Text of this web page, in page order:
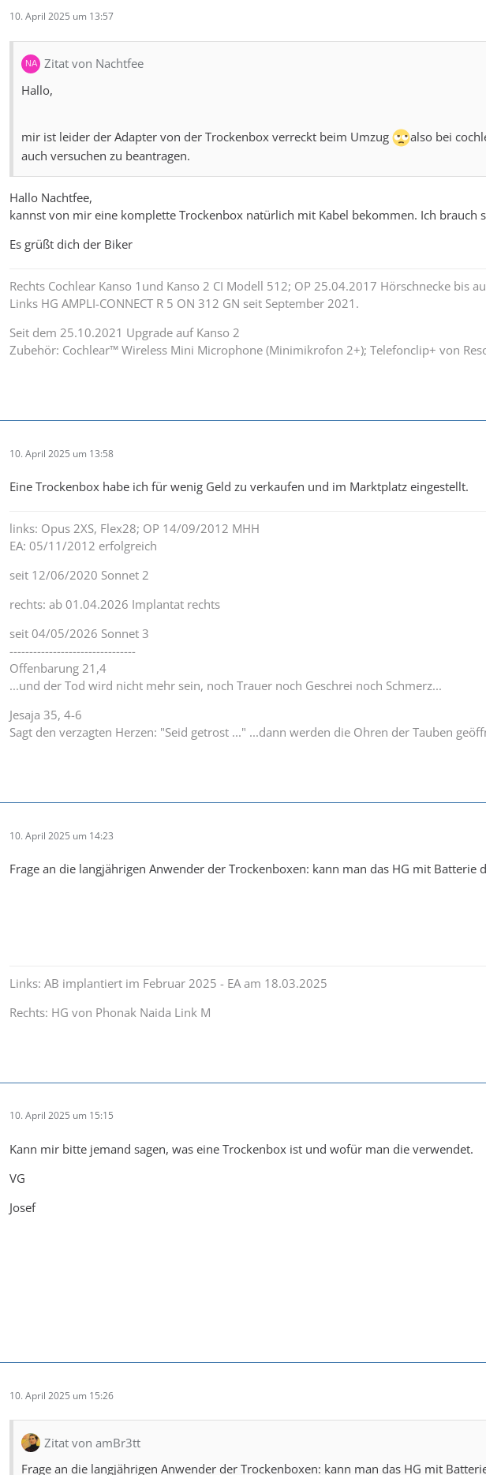
10. April 2025 um 13:57
Zitat von Nachtfee
Hallo,
mir ist leider der Adapter von der Trockenbox verreckt beim Umzug
also bei
auch versuchen zu beantragen.
Hallo Nachtfee,
kannst von mir eine komplette Trockenbox natürlich mit Kabel bekommen. Ich brauch
Es grüßt dich der Biker
Rechts Cochlear Kanso 1und Kanso 2 CI Modell 512; OP 25.04.2017 Hörschnecke bis
Links HG AMPLI-CONNECT R 5 ON 312 GN seit September 2021.
Seit dem 25.10.2021 Upgrade auf Kanso 2
Zubehör: Cochlear™ Wireless Mini Microphone (Minimikrofon 2+); Telefonclip+ von
10. April 2025 um 13:58
Eine Trockenbox habe ich für wenig Geld zu verkaufen und im Marktplatz eingestellt.
links: Opus 2XS, Flex28; OP 14/09/2012 MHH
EA: 05/11/2012 erfolgreich
seit 12/06/2020 Sonnet 2
rechts: ab 01.04.2026 Implantat rechts
seit 04/05/2026 Sonnet 3
--------------------------------
Offenbarung 21,4
...und der Tod wird nicht mehr sein, noch Trauer noch Geschrei noch Schmerz...
Jesaja 35, 4-6
Sagt den verzagten Herzen: "Seid getrost ..." ...dann werden die Ohren der Tauben
10. April 2025 um 14:23
Frage an die langjährigen Anwender der Trockenboxen: kann man das HG mit Batterie
Links: AB implantiert im Februar 2025 - EA am 18.03.2025
Rechts: HG von Phonak Naida Link M
10. April 2025 um 15:15
Kann mir bitte jemand sagen, was eine Trockenbox ist und wofür man die verwendet.
VG
Josef
10. April 2025 um 15:26
Zitat von amBr3tt
Frage an die langjährigen Anwender der Trockenboxen: kann man das HG mit